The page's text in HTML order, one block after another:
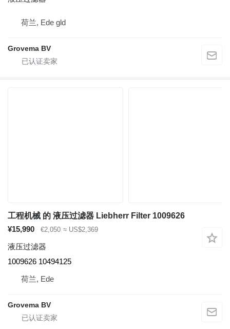
荷兰, Ede gld
Grovema BV
工程机械 的 液压过滤器 Liebherr Filter 1009626
¥15,990
€2,050 ≈ US$2,369
液压过滤器
1009626 10494125
荷兰, Ede
Grovema BV